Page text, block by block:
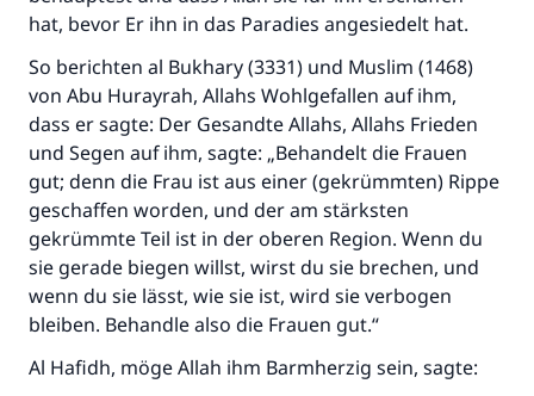
hat, bevor Er ihn in das Paradies angesiedelt hat.
So berichten al Bukhary (3331) und Muslim (1468)
von Abu Hurayrah, Allahs Wohlgefallen auf ihm,
dass er sagte: Der Gesandte Allahs, Allahs Frieden
und Segen auf ihm, sagte: „Behandelt die Frauen
gut; denn die Frau ist aus einer (gekrümmten) Rippe
geschaffen worden, und der am stärksten
gekrümmte Teil ist in der oberen Region. Wenn du
sie gerade biegen willst, wirst du sie brechen, und
wenn du sie lässt, wie sie ist, wird sie verbogen
bleiben. Behandle also die Frauen gut.“
Al Hafidh, möge Allah ihm Barmherzig sein, sagte:
Die Antwort Nr. 110845 rettete eine
Ehe.
Unterstütze die Arbeit von Islam Q&A
Der Prophet -Allahs Segen und Frieden auf
ihm- sagte:
desjenigen, der sie durchführt."